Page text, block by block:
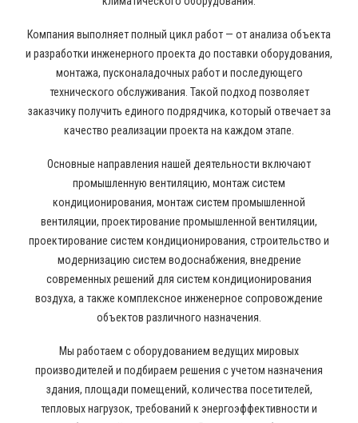
Компания выполняет полный цикл работ — от анализа объекта
и разработки инженерного проекта до поставки оборудования,
монтажа, пусконаладочных работ и последующего
технического обслуживания. Такой подход позволяет
заказчику получить единого подрядчика, который отвечает за
качество реализации проекта на каждом этапе.
Основные направления нашей деятельности включают
промышленную вентиляцию, монтаж систем
кондиционирования, монтаж систем промышленной
вентиляции, проектирование промышленной вентиляции,
проектирование систем кондиционирования, строительство и
модернизацию систем водоснабжения, внедрение
современных решений для систем кондиционирования
воздуха, а также комплексное инженерное сопровождение
объектов различного назначения.
Мы работаем с оборудованием ведущих мировых
производителей и подбираем решения с учетом назначения
здания, площади помещений, количества посетителей,
тепловых нагрузок, требований к энергоэффективности и